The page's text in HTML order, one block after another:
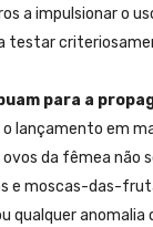
a impulsionar o
para a
lançamento em
da fêmea
moscas-das-
qualquer anomalia